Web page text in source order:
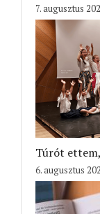
7. augusztus
Túrót
6. augusztus